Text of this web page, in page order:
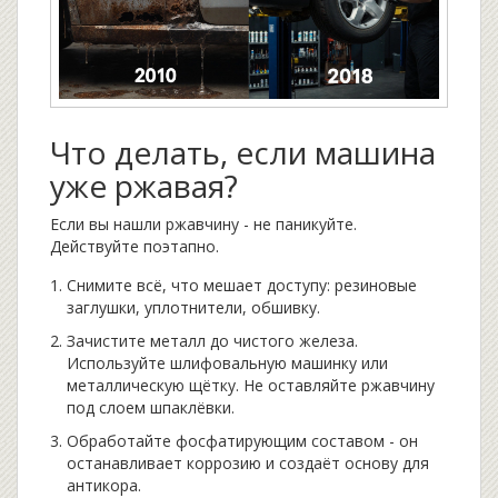
Что делать, если машина
уже ржавая?
Если вы нашли ржавчину - не паникуйте.
Действуйте поэтапно.
Снимите всё, что мешает доступу: резиновые
заглушки, уплотнители, обшивку.
Зачистите металл до чистого железа.
Используйте шлифовальную машинку или
металлическую щётку. Не оставляйте ржавчину
под слоем шпаклёвки.
Обработайте фосфатирующим составом - он
останавливает коррозию и создаёт основу для
антикора.